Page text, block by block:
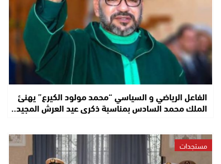
الفاعل الرياضي و السياسي “محمد مولود الكيرع” يهنئ
الملك محمد السادس بمناسبة ذكرى عيد العرش المجيد..
مستجدات